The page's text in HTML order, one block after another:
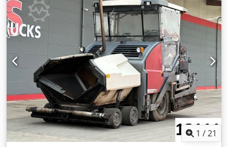
sehr gut Seriennummer: 12057 Wenden Sie sich an Thierry
Leemans, um weitere Informationen zu erhalten.
1 /21